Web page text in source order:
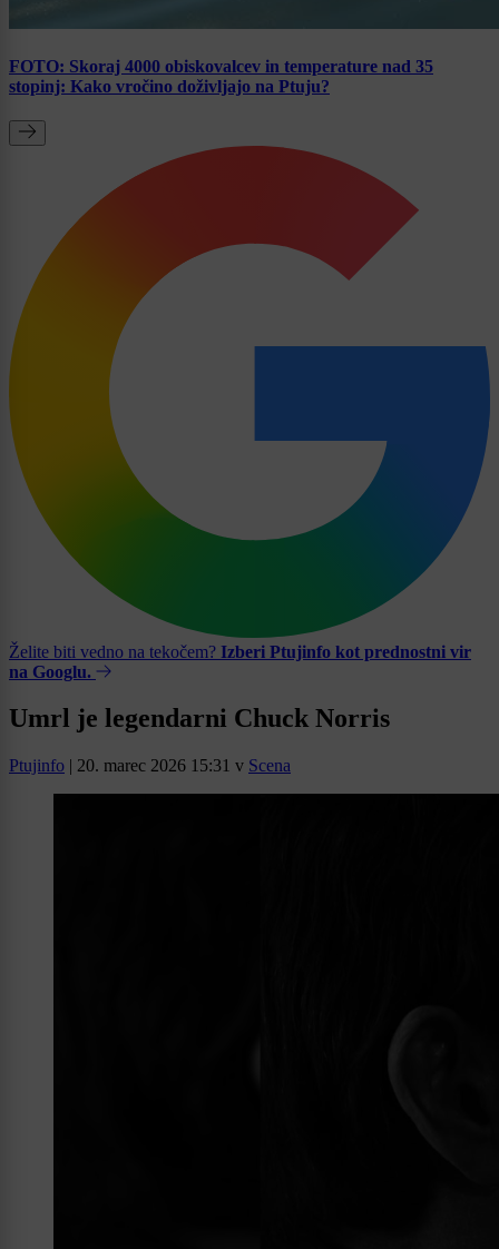
FOTO: Skoraj 4000 obiskovalcev in temperature nad 35
stopinj: Kako vročino doživljajo na Ptuju?
Želite biti vedno na tekočem? Izberi Ptujinfo kot prednostni vir
na Googlu.
Umrl je legendarni Chuck Norris
Ptujinfo | 20. marec 2026 15:31 v Scena